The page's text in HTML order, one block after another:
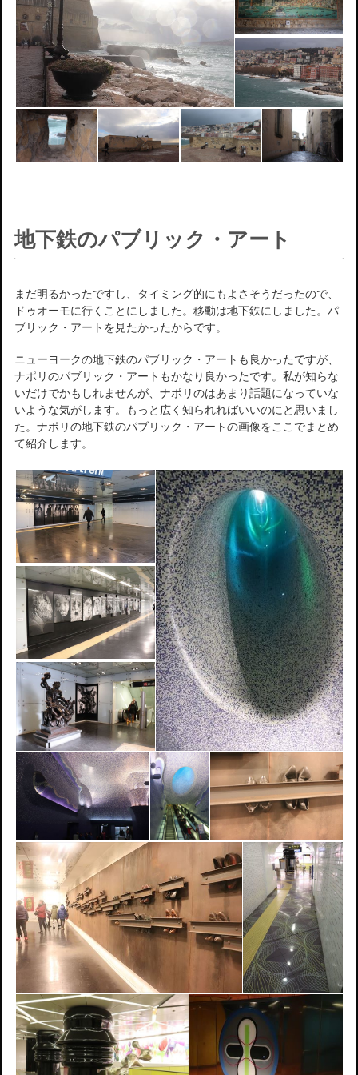
地下鉄のパブリック・アート
まだ明るかったですし、タイミング的にもよさそうだったので、
ドゥオーモに行くことにしました。移動は地下鉄にしました。パ
ブリック・アートを見たかったからです。
ニューヨークの地下鉄のパブリック・アートも良かったですが、
ナポリのパブリック・アートもかなり良かったです。私が知らな
いだけでかもしれませんが、ナポリのはあまり話題になっていな
いような気がします。もっと広く知られればいいのにと思いまし
た。ナポリの地下鉄のパブリック・アートの画像をここでまとめ
て紹介します。